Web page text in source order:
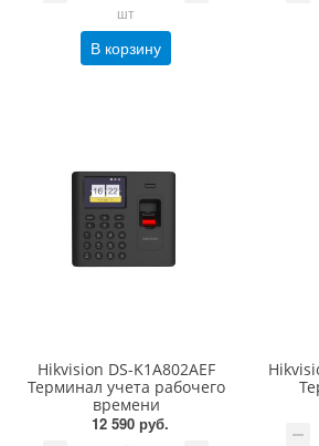
шт
В корзину
Hikvision DS-K1A802AEF
Терминал учета рабочего
времени
12 590 руб.